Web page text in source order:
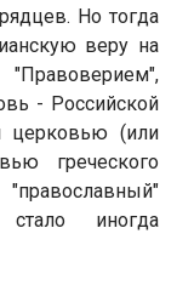
Но тогда
веру на
- Российской
церковью (или
греческого
стало иногда